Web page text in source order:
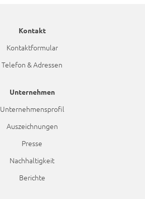
Kontakt
Kontaktformular
Telefon & Adressen
Unternehmen
Unternehmensprofil
Auszeichnungen
Presse
Nachhaltigkeit
Berichte